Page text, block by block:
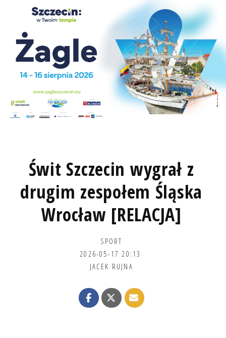
Świt Szczecin wygrał z
drugim zespołem Śląska
Wrocław [RELACJA]
SPORT
2026-05-17 20:13
JACEK RUJNA